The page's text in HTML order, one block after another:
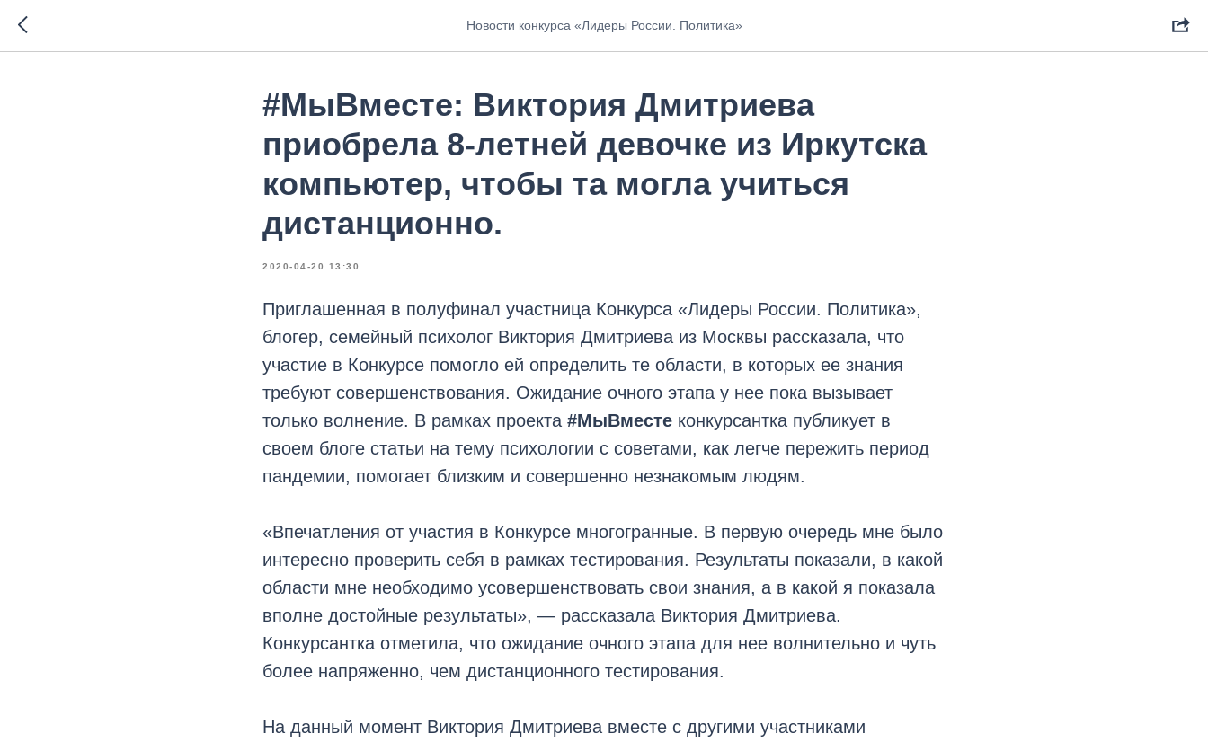
Новости конкурса «Лидеры России. Политика»
#МыВместе: Виктория Дмитриева
приобрела 8-летней девочке из Иркутска
компьютер, чтобы та могла учиться
дистанционно.
2020-04-20 13:30
Приглашенная в полуфинал участница Конкурса «Лидеры России. Политика»,
блогер, семейный психолог Виктория Дмитриева из Москвы рассказала, что
участие в Конкурсе помогло ей определить те области, в которых ее знания
требуют совершенствования. Ожидание очного этапа у нее пока вызывает
только волнение. В рамках проекта #МыВместе конкурсантка публикует в
своем блоге статьи на тему психологии с советами, как легче пережить период
пандемии, помогает близким и совершенно незнакомым людям.
«Впечатления от участия в Конкурсе многогранные. В первую очередь мне было
интересно проверить себя в рамках тестирования. Результаты показали, в какой
области мне необходимо усовершенствовать свои знания, а в какой я показала
вполне достойные результаты», — рассказала Виктория Дмитриева.
Конкурсантка отметила, что ожидание очного этапа для нее волнительно и чуть
более напряженно, чем дистанционного тестирования.
На данный момент Виктория Дмитриева вместе с другими участниками